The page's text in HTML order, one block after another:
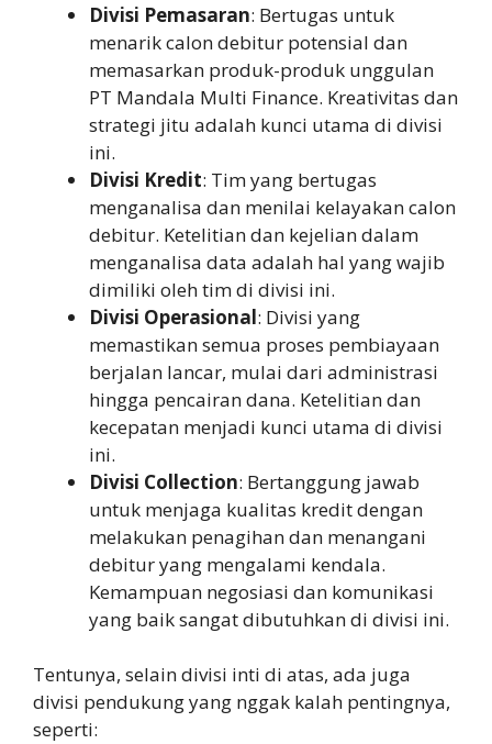
Divisi Pemasaran: Bertugas untuk
menarik calon debitur potensial dan
memasarkan produk-produk unggulan
PT Mandala Multi Finance. Kreativitas dan
strategi jitu adalah kunci utama di divisi
ini.
Divisi Kredit: Tim yang bertugas
menganalisa dan menilai kelayakan calon
debitur. Ketelitian dan kejelian dalam
menganalisa data adalah hal yang wajib
dimiliki oleh tim di divisi ini.
Divisi Operasional: Divisi yang
memastikan semua proses pembiayaan
berjalan lancar, mulai dari administrasi
hingga pencairan dana. Ketelitian dan
kecepatan menjadi kunci utama di divisi
ini.
Divisi Collection: Bertanggung jawab
untuk menjaga kualitas kredit dengan
melakukan penagihan dan menangani
debitur yang mengalami kendala.
Kemampuan negosiasi dan komunikasi
yang baik sangat dibutuhkan di divisi ini.
Tentunya, selain divisi inti di atas, ada juga
divisi pendukung yang nggak kalah pentingnya,
seperti: